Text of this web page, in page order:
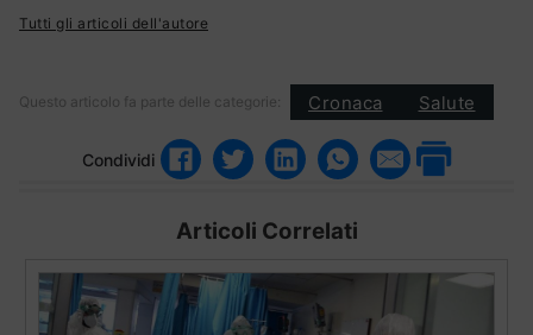
Tutti gli articoli dell'autore
Questo articolo fa parte delle categorie: Cronaca Salute
Condividi
Articoli Correlati